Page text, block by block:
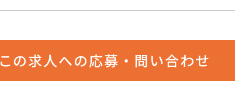
この求人への応募・問い合わせ